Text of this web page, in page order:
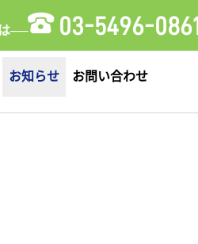
── 03-5496-0861
お知らせ お問い合わせ